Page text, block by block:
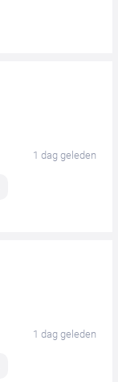
1 dag geleden
1 dag geleden